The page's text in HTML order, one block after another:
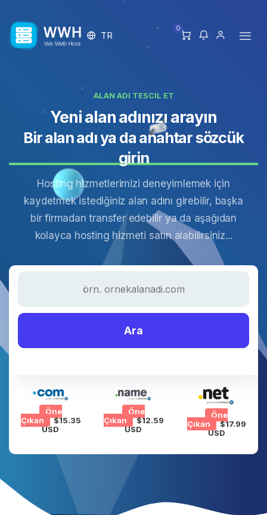
TR
0
ALAN ADI TESCIL ET
Yeni alan adınızı arayın
Bir alan adı ya da anahtar sözcük
girin
Hosting hizmetlerimizi deneyimlemek için
kaydetmek istediğiniz alan adını girebilir, başka
bir firmadan transfer edebilir ya da aşağıdan
kolayca hosting hizmeti satın alabilirsiniz...
Ara
Öne
Çıkan
$15.35
USD
Öne
Çıkan
$12.59
USD
Öne
Çıkan
$17.99
USD